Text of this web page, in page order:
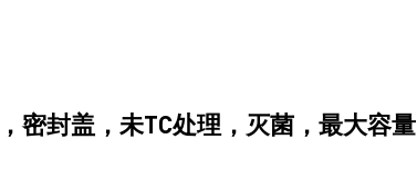
密封盖，未TC处理，灭菌，最大容